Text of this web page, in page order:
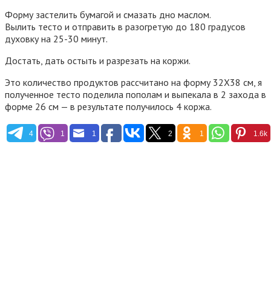
Форму застелить бумагой и смазать дно маслом.
Вылить тесто и отправить в разогретую до 180 градусов
духовку на 25-30 минут.
Достать, дать остыть и разрезать на коржи.
Это количество продуктов рассчитано на форму 32Х38 см, я
полученное тесто поделила пополам и выпекала в 2 захода в
форме 26 см — в результате получилось 4 коржа.
4 1 1 2 1 1.6k